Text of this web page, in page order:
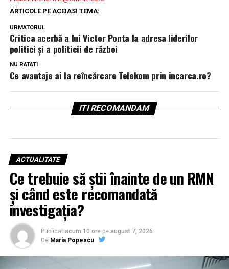
ARTICOLE PE ACEIASI TEMA:
URMATORUL
Critica acerbă a lui Victor Ponta la adresa liderilor
politici și a politicii de război
NU RATATI
Ce avantaje ai la reîncărcare Telekom prin incarca.ro?
ITI RECOMANDAM
ACTUALITATE
Ce trebuie să știi înainte de un RMN
și când este recomandată
investigația?
Publicat acum 10 ore pe august 7, 2026
De Maria Popescu